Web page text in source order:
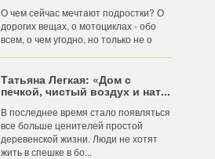
О чем сейчас мечтают подростки? О
дорогих вещах, о мотоциклах - обо
всем, о чем угодно, но только не о
Татьяна Легкая: «Дом с
печкой, чистый воздух и нат...
В последнее время стало появляться
все больше ценителей простой
деревенской жизни. Люди не хотят
жить в спешке в бо...